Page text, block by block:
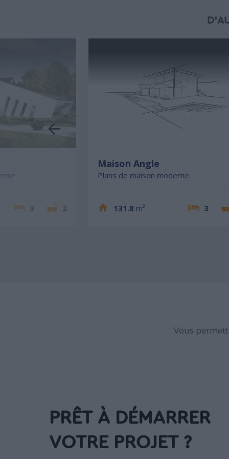
3 2
Maison Angle
Plans de maison moderne
131.8 m² 3
Vous
PRÊT À DÉMARRER
VOTRE PROJET ?